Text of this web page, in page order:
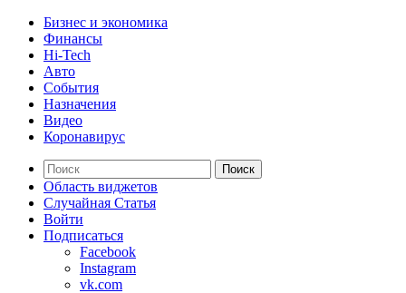
Бизнес и экономика
Финансы
Hi-Tech
Авто
События
Назначения
Видео
Коронавирус
Поиск
Область виджетов
Случайная Статья
Войти
Подписаться
Facebook
Instagram
vk.com